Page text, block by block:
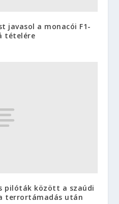
javasol a monacói F1-
tételére
pilóták között a szaúdi
terrortámadás után